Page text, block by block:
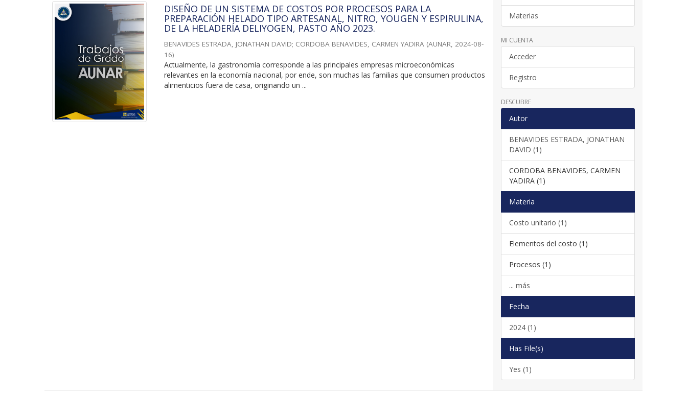
DISEÑO DE UN SISTEMA DE COSTOS POR PROCESOS PARA LA
PREPARACIÓN HELADO TIPO ARTESANAL, NITRO, YOUGEN Y ESPIRULINA,
DE LA HELADERÍA DELIYOGEN, PASTO AÑO 2023.
BENAVIDES ESTRADA, JONATHAN DAVID; CORDOBA BENAVIDES, CARMEN YADIRA (AUNAR, 2024-08-
16)
Actualmente, la gastronomía corresponde a las principales empresas microeconómicas
relevantes en la economía nacional, por ende, son muchas las familias que consumen productos
alimenticios fuera de casa, originando un ...
Materias
MI CUENTA
Acceder
Registro
DESCUBRE
Autor
BENAVIDES ESTRADA, JONATHAN
DAVID (1)
CORDOBA BENAVIDES, CARMEN
YADIRA (1)
Materia
Costo unitario (1)
Elementos del costo (1)
Procesos (1)
... más
Fecha
2024 (1)
Has File(s)
Yes (1)